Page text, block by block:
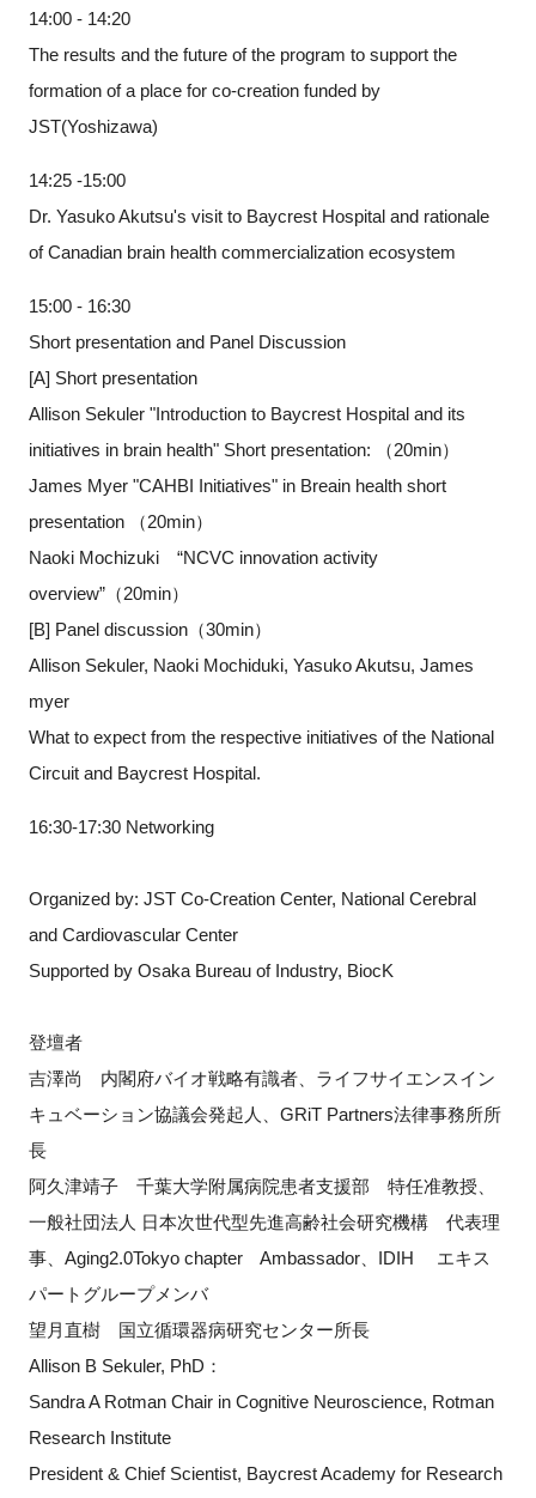
14:00 - 14:20
The results and the future of the program to support the
formation of a place for co-creation funded by
JST(Yoshizawa)
14:25 -15:00
Dr. Yasuko Akutsu's visit to Baycrest Hospital and rationale
of Canadian brain health commercialization ecosystem
15:00 - 16:30
Short presentation and Panel Discussion
[A] Short presentation
Allison Sekuler "Introduction to Baycrest Hospital and its
initiatives in brain health" Short presentation: （20min）
James Myer "CAHBI Initiatives" in Breain health short
presentation （20min）
Naoki Mochizuki “NCVC innovation activity
overview”（20min）
[B] Panel discussion（30min）
Allison Sekuler, Naoki Mochiduki, Yasuko Akutsu, James
myer
What to expect from the respective initiatives of the National
Circuit and Baycrest Hospital.
16:30-17:30 Networking
Organized by: JST Co-Creation Center, National Cerebral
and Cardiovascular Center
Supported by Osaka Bureau of Industry, BiocK
登壇者
吉澤尚 内閣府バイオ戦略有識者、ライフサイエンスイン
キュベーション協議会発起人、GRiT Partners法律事務所所
長
阿久津靖子 千葉大学附属病院患者支援部 特任准教授、
一般社団法人 日本次世代型先進高齢社会研究機構 代表理
事、Aging2.0Tokyo chapter Ambassador、IDIH エキス
パートグループメンバ
望月直樹 国立循環器病研究センター所長
Allison B Sekuler, PhD：
Sandra A Rotman Chair in Cognitive Neuroscience, Rotman
Research Institute
President & Chief Scientist, Baycrest Academy for Research